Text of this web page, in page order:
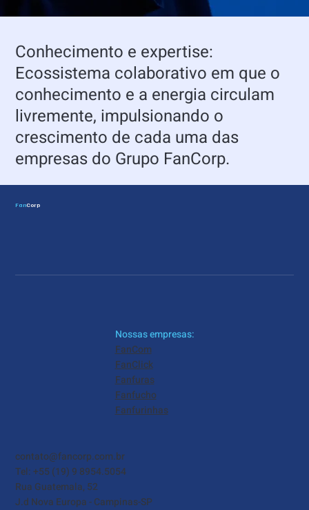
Conhecimento e expertise:
Ecossistema colaborativo em que o
conhecimento e a energia circulam
livremente, impulsionando o
crescimento de cada uma das
empresas do Grupo FanCorp.
FanCorp
Nossas empresas:
FanCom
FanClick
Fanfuras
Fanfucho
Fanfurinhas
contato@fancorp.com.br
Tel: +55 (19) 9 8954.5054
Rua Guatemala, 52
J.d Nova Europa - Campinas-SP